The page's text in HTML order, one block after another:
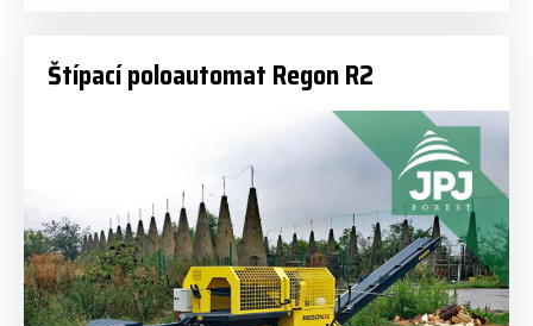
Štípací poloautomat Regon R2